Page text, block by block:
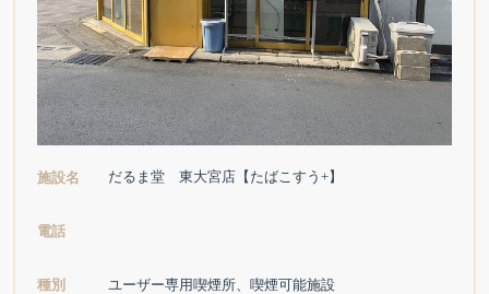
施設名 だるま堂 東大宮店【たばこすう+】
電話
種別 ユーザー専用喫煙所、喫煙可能施設